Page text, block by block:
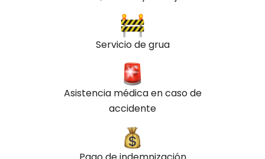
Servicio de grua
Asistencia médica en caso de
accidente